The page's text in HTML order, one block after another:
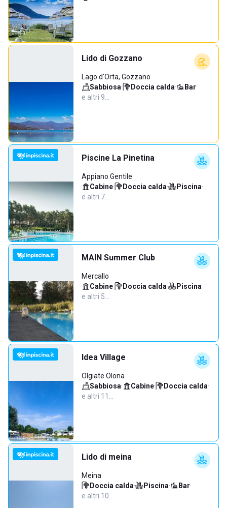
Lido di Gozzano
Lago d'Orta, Gozzano
Sabbiosa· Doccia calda· Bar·
e altri 9…
Piscine La Pinetina
Appiano Gentile
Cabine· Doccia calda· Piscina·
e altri 7…
MAIN Summer Club
Mercallo
Cabine· Doccia calda· Piscina·
e altri 5…
Idea Village
Olgiate Olona
Sabbiosa· Cabine· Doccia calda·
e altri 11…
Lido di meina
Meina
Doccia calda· Piscina· Bar·
e altri 10…